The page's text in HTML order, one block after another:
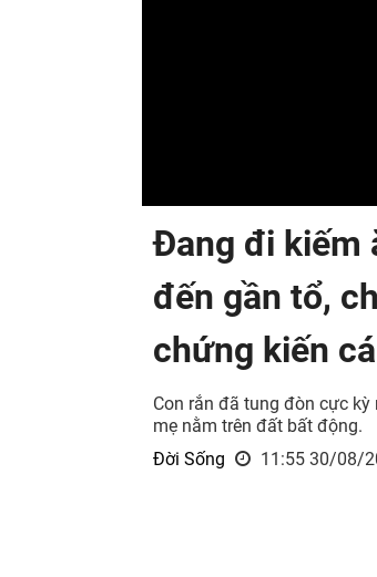
Đang đi kiếm
đến gần tổ,
chứng kiến
Con rắn đã tung đòn cực
mẹ nằm trên đất bất động.
Đời Sống
11:55 30/08/